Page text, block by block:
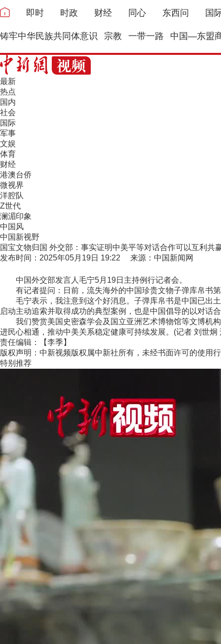
即时 时政 财经 同心 东西问 国
铸牢中华民族共同体意识 宗教 一带一路 中国—东盟
最新
热点
国内
社会
国际
军事
文娱
体育
财经
港澳台侨
微视界
洋腔队
Z世代
澜湄印象
中国风
中国新视野
国宝文物归国 外交部：事实证明中美平等对话合作可以互利共
发布时间：2025年05月19日 19:22 来源：中国新闻网
中国外交部发言人毛宁5月19日主持例行记者会。
有记者提问：日前，流失海外的中国珍贵文物子弹库帛书第
毛宁表示，我注意到这个好消息。子弹库帛书是中国已出土
启动主动追索并取得成功的典型案例，也是中国倡导的以对话
我们赞赏美国史密森学会及国立亚洲艺术博物馆等文博机构
进民心相通，推动中美关系稳定健康可持续发展。(记者 刘世炯
责任编辑：【李季】
版权声明：中新视频版权属中新社所有，未经书面许可的使用
特别推荐